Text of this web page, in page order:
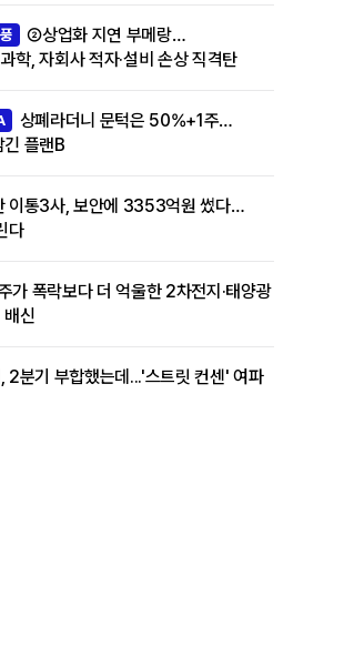
②상업화 지연 부메랑…
학, 자회사 적자·설비 손상 직격탄
상폐라더니 문턱은 50%+1주…
긴 플랜B
이통3사, 보안에 3353억원 썼다…
다
가 폭락보다 더 억울한 2차전지·태양광
배신
2분기 부합했는데...'스트릿 컨센' 여파